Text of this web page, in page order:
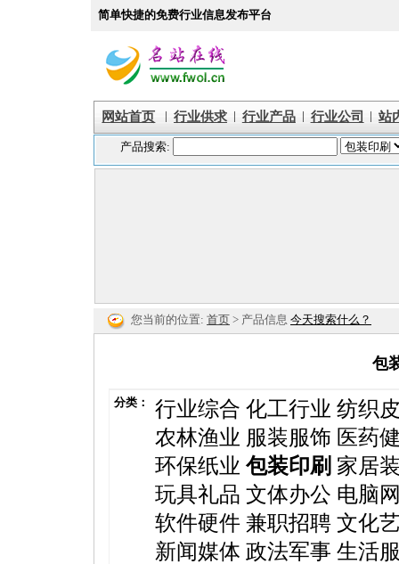
简单快捷的免费行业信息发布平台
网站首页 | 行业供求 | 行业产品 | 行业公司 | 站
您当前的位置: 首页 > 产品信息 今天搜索什么？
包
分类： 行业综合 化工行业 纺织
农林渔业 服装服饰 医药
环保纸业 包装印刷 家居
玩具礼品 文体办公 电脑
软件硬件 兼职招聘 文化
新闻媒体 政法军事 生活